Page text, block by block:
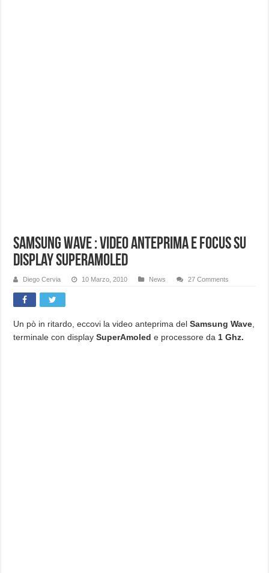
Samsung Wave : Video Anteprima e focus su
Display SuperAmoled
Diego Cervia 10 Marzo, 2010 News 27 Comments
Un pò in ritardo, eccovi la video anteprima delSamsung Wave
terminale con displaySuperAmoled e processore da 1 Ghz.